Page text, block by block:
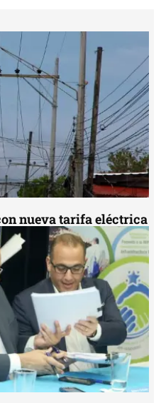
nueva tarifa eléctrica
eléctrica con